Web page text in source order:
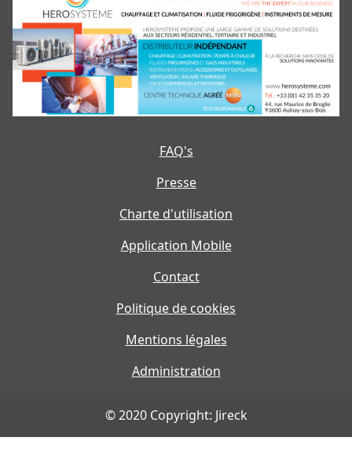
FAQ's
Presse
Charte d'utilisation
Application Mobile
Contact
Politique de cookies
Mentions légales
Administration
© 2020 Copyright: Jireck